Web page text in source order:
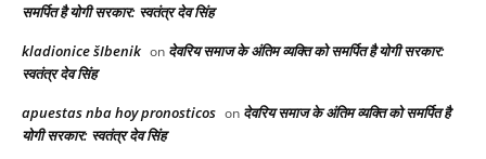
समर्पित है योगी सरकार: स्वतंत्र देव सिंह
kladionice šIbenik on देवरिय समाज के अंतिम व्यक्ति को समर्पित है योगी सरकार:
स्वतंत्र देव सिंह
apuestas nba hoy pronosticos on देवरिय समाज के अंतिम व्यक्ति को समर्पित है
योगी सरकार: स्वतंत्र देव सिंह